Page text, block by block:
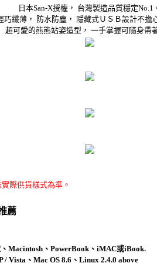
日本San-X授權， 台灣製造品質穩定No.1
巧纖薄， 防水防塵， 隱藏式ＵＳＢ設計不擔
超可愛的熊熊站姿造型， 一手掌握可隨身帶
際供貨樣式為準。
薦
Macintosh、PowerBook、iMAC或iBook.
/ Vista、Mac OS 8.6、Linux 2.4.0 above